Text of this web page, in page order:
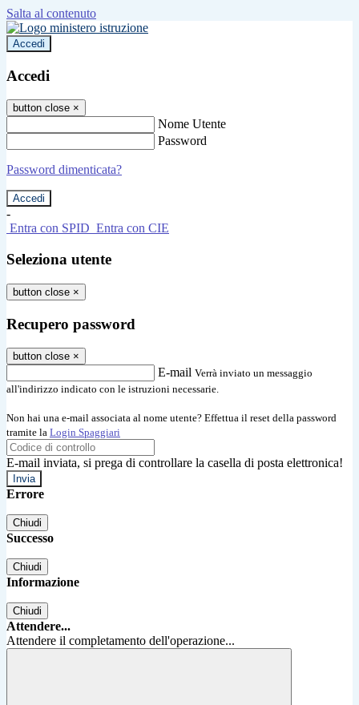
Salta al contenuto
Accedi
Accedi
button close ×
Nome Utente
Password
Password dimenticata?
-
Entra con SPID Entra con CIE
Seleziona utente
button close ×
Recupero password
button close ×
E-mail Verrà inviato un messaggio
all'indirizzo indicato con le istruzioni necessarie.
Non hai una e-mail associata al nome utente? Effettua il reset della password
tramite la Login Spaggiari
E-mail inviata, si prega di controllare la casella di posta elettronica!
Errore
Chiudi
Successo
Chiudi
Informazione
Chiudi
Attendere...
Attendere il completamento dell'operazione...